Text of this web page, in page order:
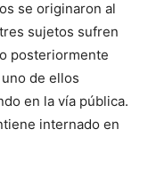
se originaron al
sujetos sufren
posteriormente
de ellos
en la vía pública.
internado en